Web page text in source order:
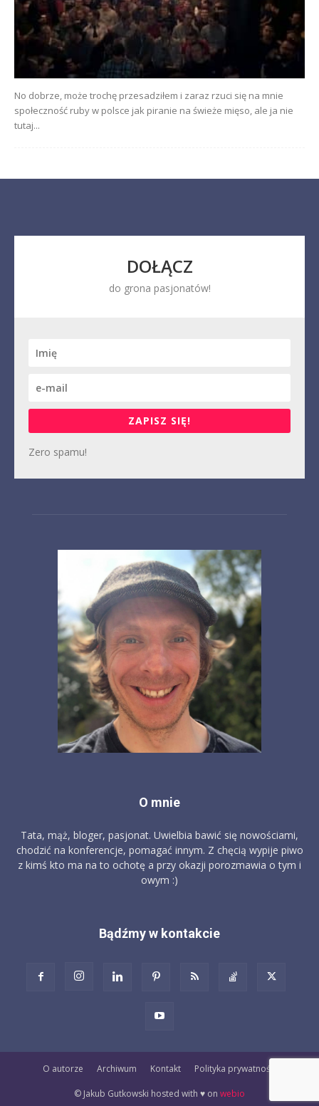
No dobrze, może trochę przesadziłem i zaraz rzuci się na mnie
społeczność ruby w polsce jak piranie na świeże mięso, ale ja nie
tutaj...
DOŁĄCZ
do grona pasjonatów!
ZAPISZ SIĘ!
Zero spamu!
O mnie
Tata, mąż, bloger, pasjonat. Uwielbia bawić się nowościami,
chodzić na konferencje, pomagać innym. Z chęcią wypije piwo
z kimś kto ma na to ochotę a przy okazji porozmawia o tym i
owym :)
Bądźmy w kontakcie
O autorze Archiwum Kontakt Polityka prywatności
© Jakub Gutkowski hosted with ♥️ on webio